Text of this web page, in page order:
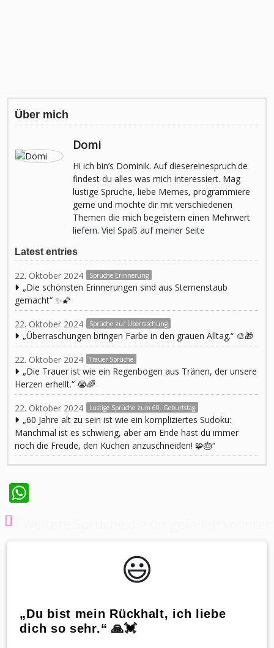
Über mich
Domi
Hi ich bin’s Dominik. Auf diesereinespruch.de
findest du alles was mich interessiert. Mag
lustige Sprüche, liebe Memes, programmiere
gerne und möchte dir mit verschiedenen
Themen die mich begeistern einen Mehrwert
liefern. Viel Spaß auf meiner Seite
Latest entries
22. Oktober 2024 Sprüche Erinnerung
„Die schönsten Erinnerungen sind aus Sternenstaub
gemacht“ ✨🌠
22. Oktober 2024 Sprüche zur Überraschung
„Überraschungen bringen Farbe in den grauen Alltag.“ 🎨🎁
22. Oktober 2024 Trauer Sprüche
„Die Trauer ist wie ein Regenbogen aus Tränen, der unsere
Herzen erhellt.“ 😭🌈
22. Oktober 2024 Lustige Sprüche zum 60. Geburtstag
„60 Jahre alt zu sein ist wie ein kompliziertes Sudoku:
Manchmal ist es schwierig, aber am Ende hast du immer
noch die Freude, den Kuchen anzuschneiden! 🧩🎂“
😃️
„Du bist mein Rückhalt, ich liebe
dich so sehr.“ 🙏💓